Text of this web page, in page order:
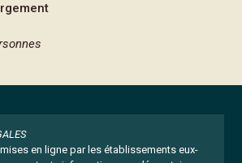
en ligne par les établissements eux-